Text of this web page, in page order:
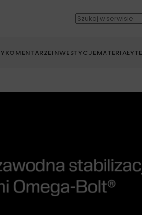
KOMENTARZEINWESTYCJEMATERIAŁY